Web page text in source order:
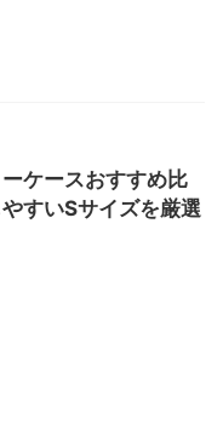
ケースおすすめ比
すいSサイズを厳選